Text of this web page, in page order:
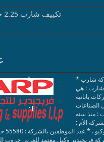
تكييف شارب 2.25 حصان بارد ساخن بلازما
شارب *
شارب : هي
يابانيه
: منذ سنه
الأم :
فريجيدير وكيل معتمد للعربي جروب الخط